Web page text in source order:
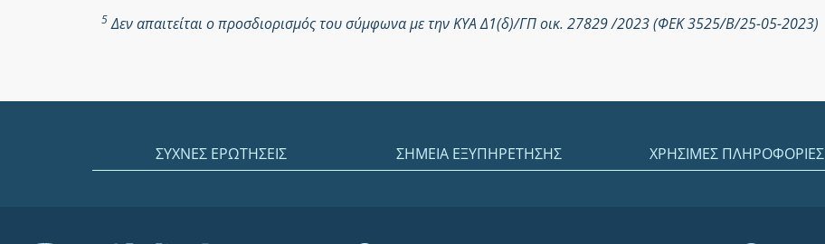
5Δεν απαιτείται ο προσδιορισμός του σύμφωνα με την ΚΥΑ Δ1(δ)/ΓΠ οικ. 27829 /2023 (ΦΕΚ 3525/Β/25-05-2023)
ΣΥΧΝΕΣ ΕΡΩΤΗΣΕΙΣ ΣΗΜΕΙΑ ΕΞΥΠΗΡΕΤΗΣΗΣ ΧΡΗΣΙΜΕΣ ΠΛΗΡΟΦΟΡΙΕΣ